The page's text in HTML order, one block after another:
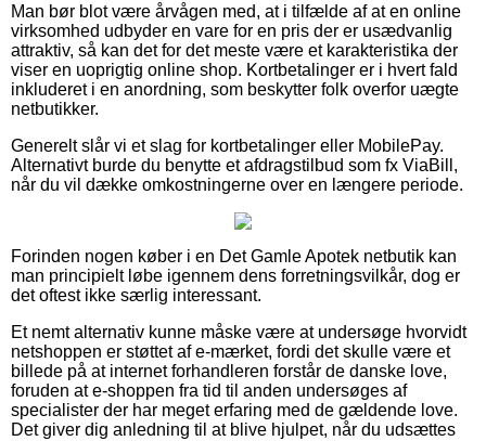
Man bør blot være årvågen med, at i tilfælde af at en online
virksomhed udbyder en vare for en pris der er usædvanlig
attraktiv, så kan det for det meste være et karakteristika der
viser en uoprigtig online shop. Kortbetalinger er i hvert fald
inkluderet i en anordning, som beskytter folk overfor uægte
netbutikker.
Generelt slår vi et slag for kortbetalinger eller MobilePay.
Alternativt burde du benytte et afdragstilbud som fx ViaBill,
når du vil dække omkostningerne over en længere periode.
Forinden nogen køber i en Det Gamle Apotek netbutik kan
man principielt løbe igennem dens forretningsvilkår, dog er
det oftest ikke særlig interessant.
Et nemt alternativ kunne måske være at undersøge hvorvidt
netshoppen er støttet af e-mærket, fordi det skulle være et
billede på at internet forhandleren forstår de danske love,
foruden at e-shoppen fra tid til anden undersøges af
specialister der har meget erfaring med de gældende love.
Det giver dig anledning til at blive hjulpet, når du udsættes